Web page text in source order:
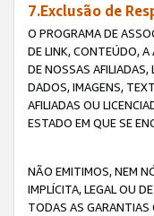
7.Exclusão de
O PROGRAMA DE
DE LINK, CONTEÚDO,
DE NOSSAS
DADOS, IMAGENS,
AFILIADAS OU
ESTADO EM QUE SE
NÃO EMITIMOS, NEM
IMPLÍCITA, LEGAL OU
TODAS AS GARANTIAS